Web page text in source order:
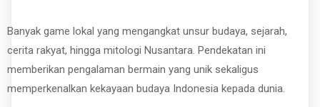
Banyak game lokal yang mengangkat unsur budaya, sejarah,
cerita rakyat, hingga mitologi Nusantara. Pendekatan ini
memberikan pengalaman bermain yang unik sekaligus
memperkenalkan kekayaan budaya Indonesia kepada dunia.